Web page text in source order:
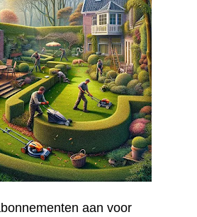
aan voor